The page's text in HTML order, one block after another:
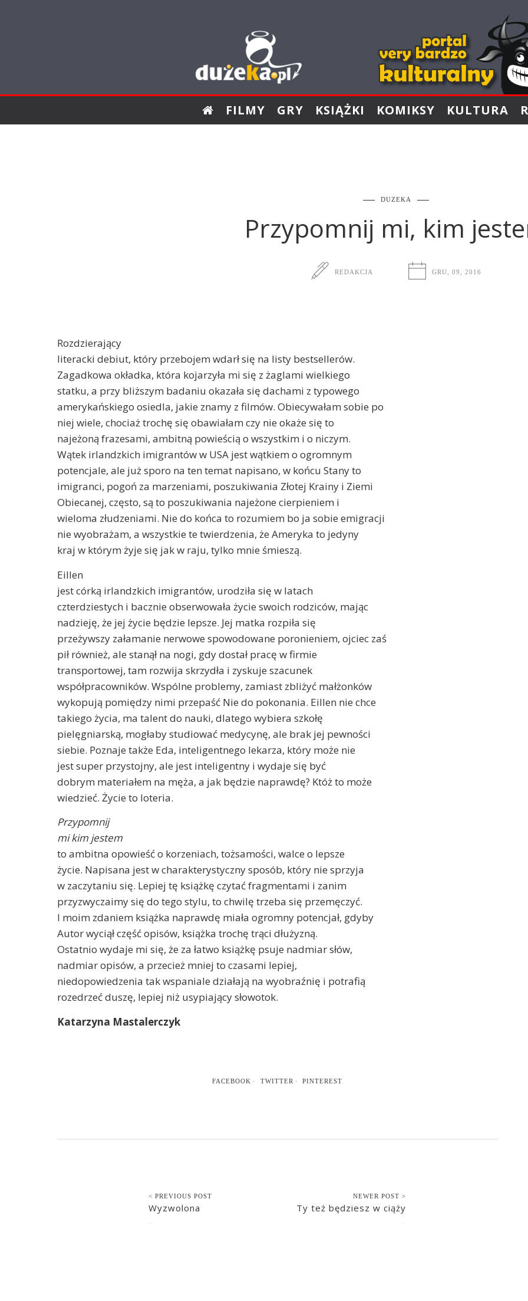
FILMY GRY KSIĄŻKI KOMIKSY KULTURA
DUZEKA
Przypomnij mi, kim
REDAKCJA GRU, 09, 2016
Rozdzierający
literacki debiut, który przebojem wdarł się na listy bestsellerów.
Zagadkowa okładka, która kojarzyła mi się z żaglami wielkiego
statku, a przy bliższym badaniu okazała się dachami z typowego
amerykańskiego osiedla, jakie znamy z filmów. Obiecywałam sobie po
niej wiele, chociaż trochę się obawiałam czy nie okaże się to
najeżoną frazesami, ambitną powieścią o wszystkim i o niczym.
Wątek irlandzkich imigrantów w USA jest wątkiem o ogromnym
potencjale, ale już sporo na ten temat napisano, w końcu Stany to
imigranci, pogoń za marzeniami, poszukiwania Złotej Krainy i Ziemi
Obiecanej, często, są to poszukiwania najeżone cierpieniem i
wieloma złudzeniami. Nie do końca to rozumiem bo ja sobie emigracji
nie wyobrażam, a wszystkie te twierdzenia, że Ameryka to jedyny
kraj w którym żyje się jak w raju, tylko mnie śmieszą.
Eillen
jest córką irlandzkich imigrantów, urodziła się w latach
czterdziestych i bacznie obserwowała życie swoich rodziców, mając
nadzieję, że jej życie będzie lepsze. Jej matka rozpiła się
przeżywszy załamanie nerwowe spowodowane poronieniem, ojciec zaś
pił również, ale stanął na nogi, gdy dostał pracę w firmie
transportowej, tam rozwija skrzydła i zyskuje szacunek
współpracowników. Wspólne problemy, zamiast zbliżyć małżonków
wykopują pomiędzy nimi przepaść Nie do pokonania. Eillen nie chce
takiego życia, ma talent do nauki, dlatego wybiera szkołę
pielęgniarską, mogłaby studiować medycynę, ale brak jej pewności
siebie. Poznaje także Eda, inteligentnego lekarza, który może nie
jest super przystojny, ale jest inteligentny i wydaje się być
dobrym materiałem na męża, a jak będzie naprawdę? Któż to może
wiedzieć. Życie to loteria.
Przypomnij
mi kim jestem
to ambitna opowieść o korzeniach, tożsamości, walce o lepsze
życie. Napisana jest w charakterystyczny sposób, który nie sprzyja
w zaczytaniu się. Lepiej tę książkę czytać fragmentami i zanim
przyzwyczaimy się do tego stylu, to chwilę trzeba się przemęczyć.
I moim zdaniem książka naprawdę miała ogromny potencjał, gdyby
Autor wyciął część opisów, książka trochę trąci dłużyzną.
Ostatnio wydaje mi się, że za łatwo książkę psuje nadmiar słów,
nadmiar opisów, a przecież mniej to czasami lepiej,
niedopowiedzenia tak wspaniale działają na wyobraźnię i potrafią
rozedrzeć duszę, lepiej niż usypiający słowotok.
Katarzyna Mastalerczyk
FACEBOOK TWITTER PINTEREST
< PREVIOUS POST
Wyzwolona
NEWER POST >
Ty też będziesz w ciąży